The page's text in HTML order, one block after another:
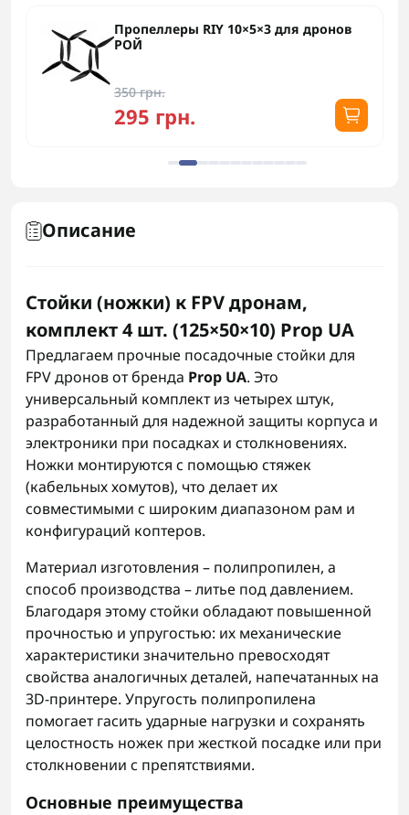
Пропеллеры RIY 10×5×3 для дронов
РОЙ
350 грн.
295 грн.
Описание
Стойки (ножки) к FPV дронам,
комплект 4 шт. (125×50×10) Prop UA
Предлагаем прочные посадочные стойки для
FPV дронов от бренда Prop UA. Это
универсальный комплект из четырех штук,
разработанный для надежной защиты корпуса и
электроники при посадках и столкновениях.
Ножки монтируются с помощью стяжек
(кабельных хомутов), что делает их
совместимыми с широким диапазоном рам и
конфигураций коптеров.
Материал изготовления – полипропилен, а
способ производства – литье под давлением.
Благодаря этому стойки обладают повышенной
прочностью и упругостью: их механические
характеристики значительно превосходят
свойства аналогичных деталей, напечатанных на
3D-принтере. Упругость полипропилена
помогает гасить ударные нагрузки и сохранять
целостность ножек при жесткой посадке или при
столкновении с препятствиями.
Основные преимущества